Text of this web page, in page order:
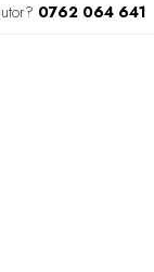
0762 064 641